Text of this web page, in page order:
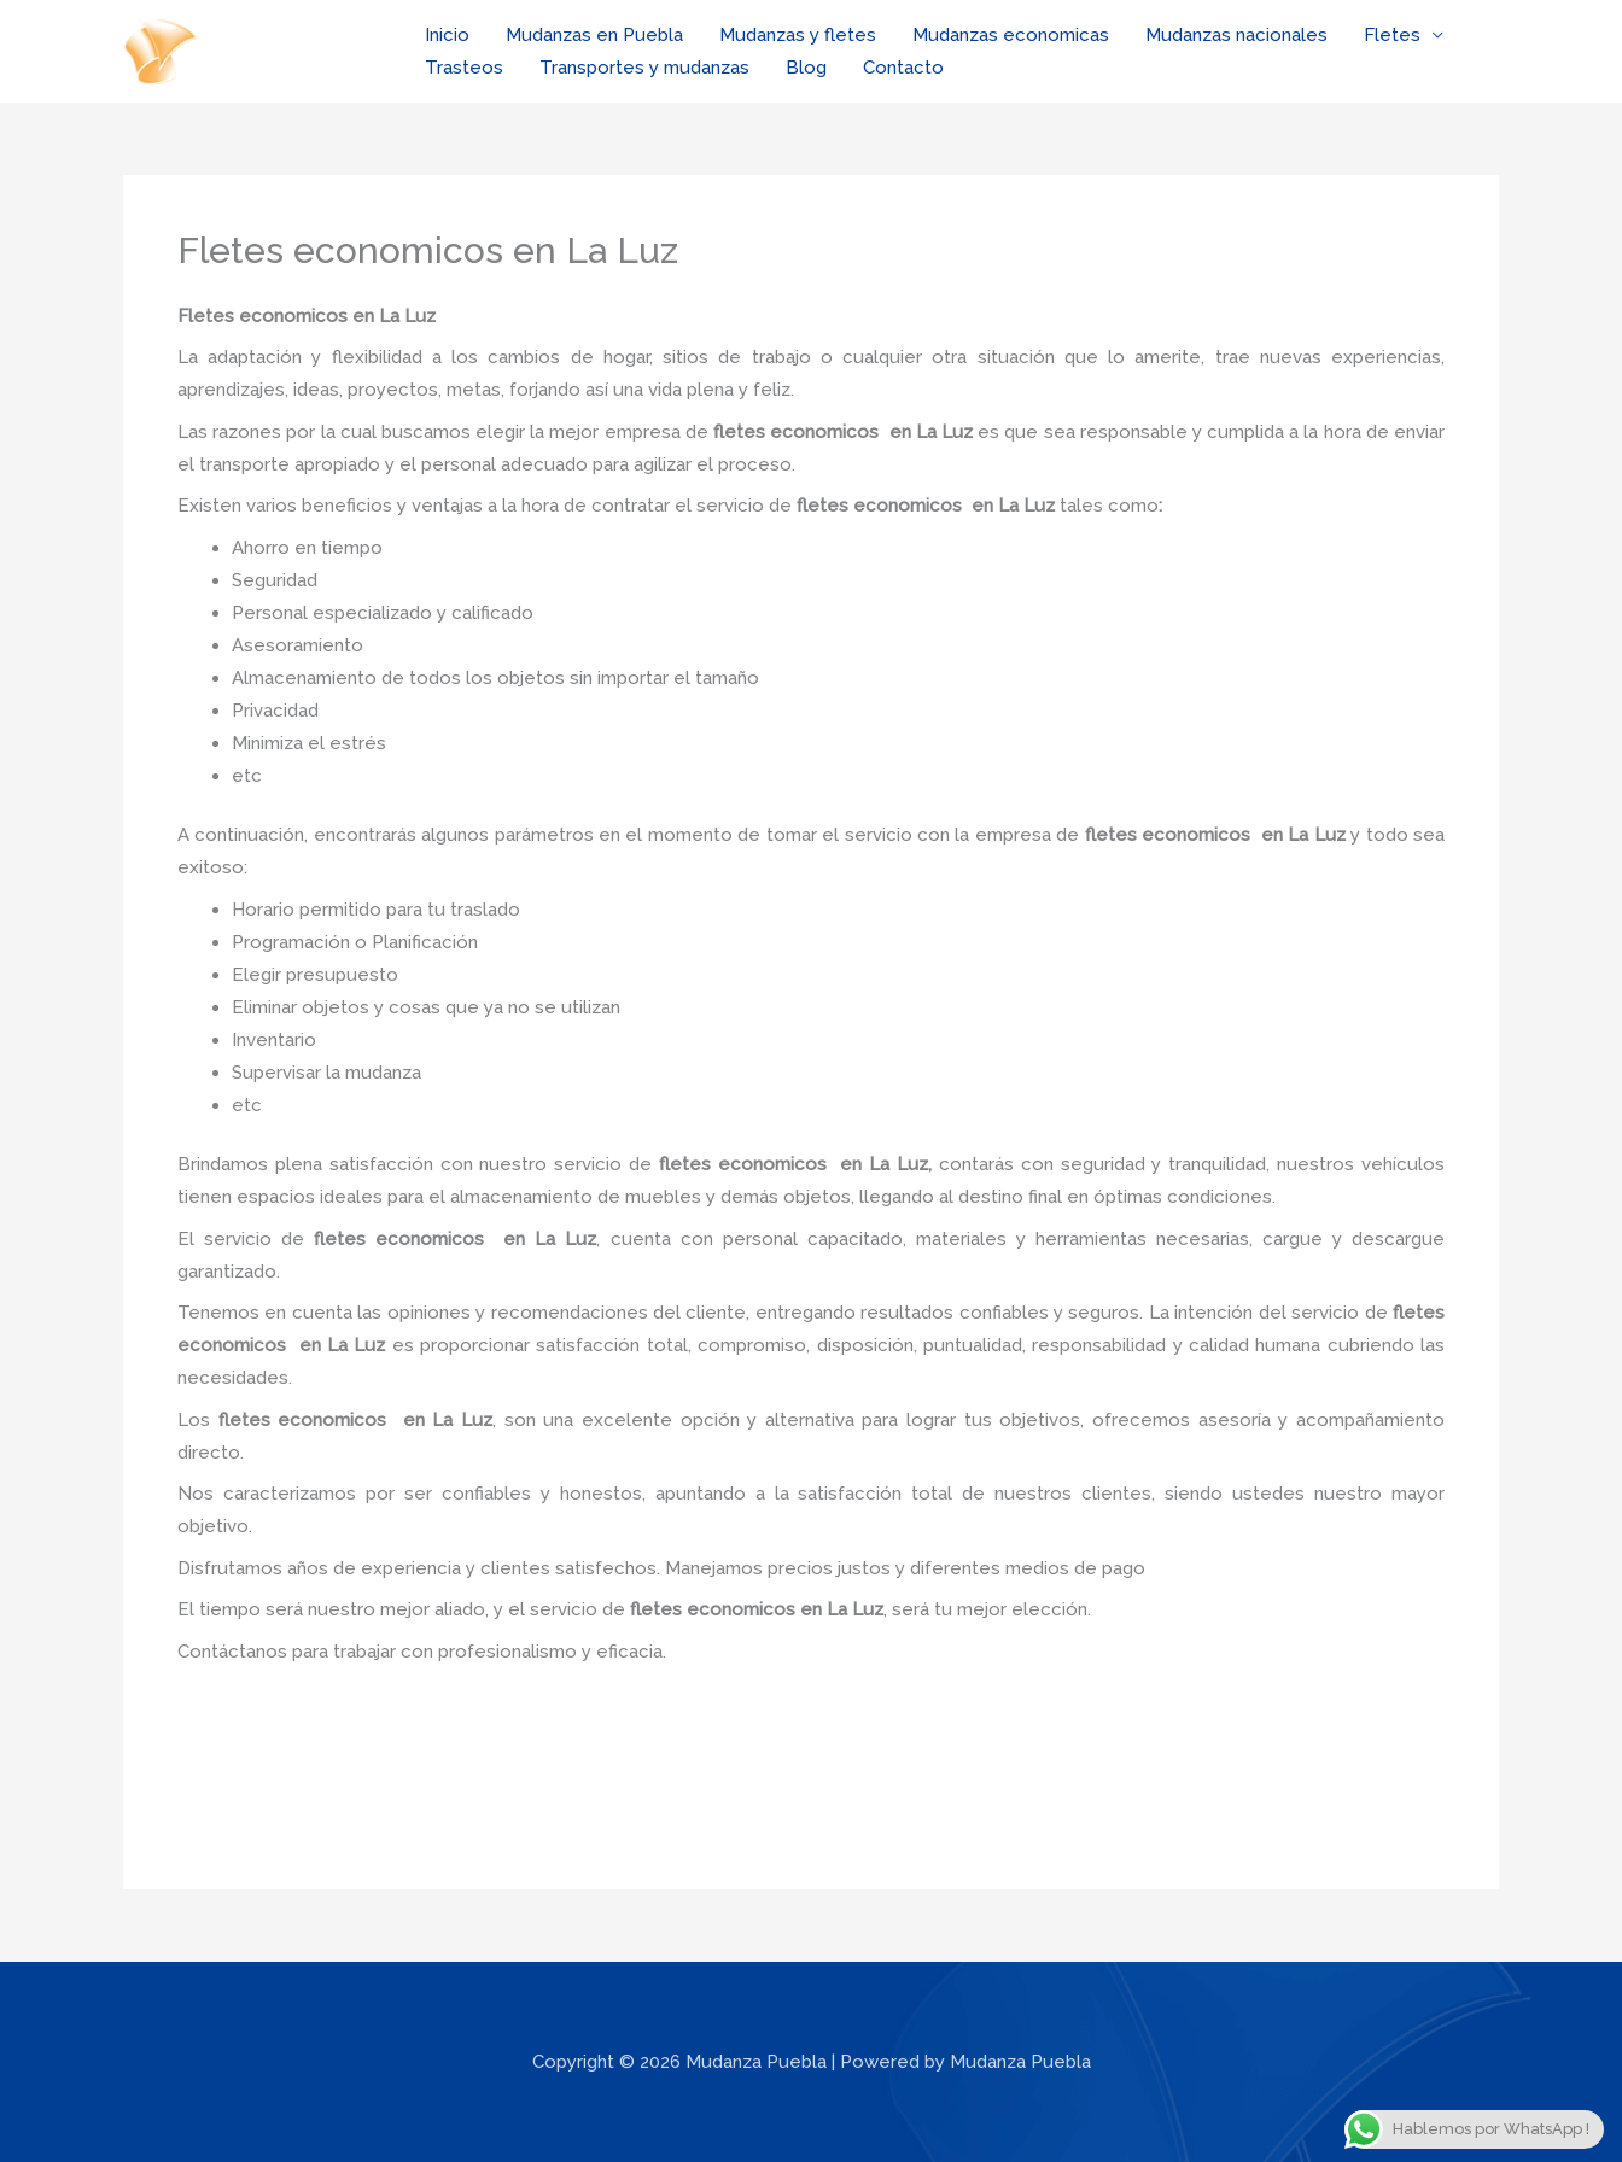
Inicio Mudanzas en Puebla Mudanzas y fletes Mudanzas economicas Mudanzas nacionales
Fletes
Trasteos
Transportes y mudanzas Blog Contacto
Fletes economicos en La Luz
Fletes economicos en La Luz
La adaptación y flexibilidad a los cambios de hogar, sitios de trabajo o cualquier otra situación que lo amerite, trae nuevas experiencias,
aprendizajes, ideas, proyectos, metas, forjando así una vida plena y feliz.
Las razones por la cual buscamos elegir la mejor empresa de fletes economicos en La Luz es que sea responsable y cumplida a la hora de enviar
el transporte apropiado y el personal adecuado para agilizar el proceso.
Existen varios beneficios y ventajas a la hora de contratar el servicio de fletes economicos en La Luz tales como:
Ahorro en tiempo
Seguridad
Personal especializado y calificado
Asesoramiento
Almacenamiento de todos los objetos sin importar el tamaño
Privacidad
Minimiza el estrés
etc
A continuación, encontrarás algunos parámetros en el momento de tomar el servicio con la empresa de fletes economicos en La Luzy todo sea
exitoso:
Horario permitido para tu traslado
Programación o Planificación
Elegir presupuesto
Eliminar objetos y cosas que ya no se utilizan
Inventario
Supervisar la mudanza
etc
Brindamos plena satisfacción con nuestro servicio de fletes economicos en La Luz, contarás con seguridad y tranquilidad, nuestros vehículos
tienen espacios ideales para el almacenamiento de muebles y demás objetos, llegando al destino final en óptimas condiciones.
El servicio defletes economicos en La Luz , cuenta con personal capacitado, materiales y herramientas necesarias, cargue y descargue
garantizado.
Tenemos en cuenta las opiniones y recomendaciones del cliente, entregando resultados confiables y seguros. La intención del servicio de fletes
economicos
en La Luz es proporcionar satisfacción total, compromiso, disposición, puntualidad, responsabilidad y calidad humana cubriendo las
necesidades.
Los fletes economicos en La Luz, son una excelente opción y alternativa para lograr tus objetivos, ofrecemos asesoría y acompañamiento
directo.
Nos caracterizamos por ser confiables y honestos, apuntando a la satisfacción total de nuestros clientes, siendo ustedes nuestro mayor
objetivo.
Disfrutamos años de experiencia y clientes satisfechos. Manejamos precios justos y diferentes medios de pago
El tiempo será nuestro mejor aliado, y el servicio de fletes economicos en La Luz, será tu mejor elección.
Contáctanos para trabajar con profesionalismo y eficacia.
Copyright © 2026 Mudanza Puebla | Powered by Mudanza Puebla
Hablemos por WhatsApp !